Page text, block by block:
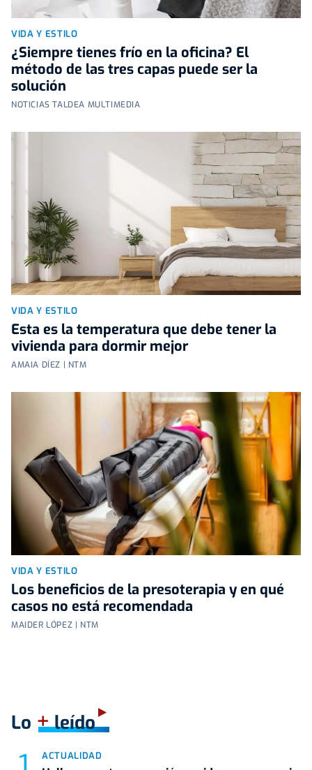
VIDA Y ESTILO
¿Siempre tienes frío en la oficina? El
método de las tres capas puede ser la
solución
NOTICIAS TALDEA MULTIMEDIA
VIDA Y ESTILO
Esta es la temperatura que debe tener la
vivienda para dormir mejor
AMAIA DÍEZ | NTM
VIDA Y ESTILO
Los beneficios de la presoterapia y en qué
casos no está recomendada
MAIDER LÓPEZ | NTM
Lo +leído
ACTUALIDAD